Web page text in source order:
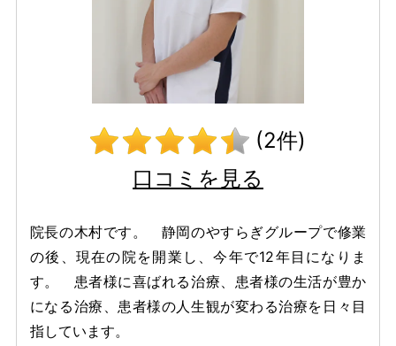
(2件)
口コミを見る
院長の木村です。 静岡のやすらぎグループで修業
の後、現在の院を開業し、今年で12年目になりま
す。 患者様に喜ばれる治療、患者様の生活が豊か
になる治療、患者様の人生観が変わる治療を日々目
指しています。